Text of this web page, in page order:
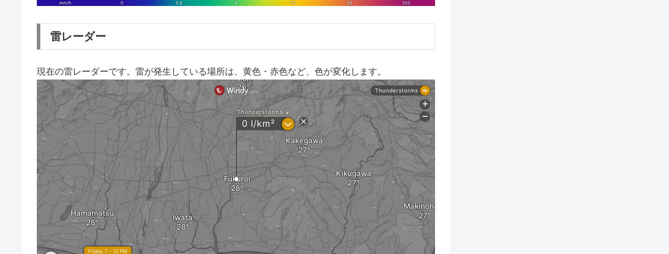
雷レーダー
現在の雷レーダーです。雷が発生している場所は、黄色・赤色など、色が変化します。